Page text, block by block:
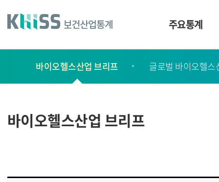
건
주요통계
서
간
행
바이오헬스산업 브리프 글로벌 바이오헬스
바이오헬스산업 브리프